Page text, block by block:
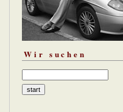
Wir suchen